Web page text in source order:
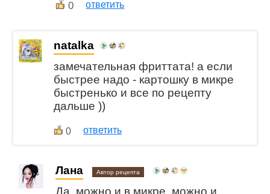
0 ответить
natalka
замечательная фриттата! а если
быстрее надо - картошку в микре
быстренько и все по рецепту
дальше ))
0 ответить
Лана Автор рецепта
Да, можно и в микре, можно и